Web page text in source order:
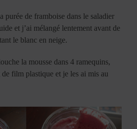
purée de framboise dans le saladier
et j’ai mélangé lentement avant de
le blanc en neige.
la mousse dans 4 ramequins,
film plastique et je les ai mis au